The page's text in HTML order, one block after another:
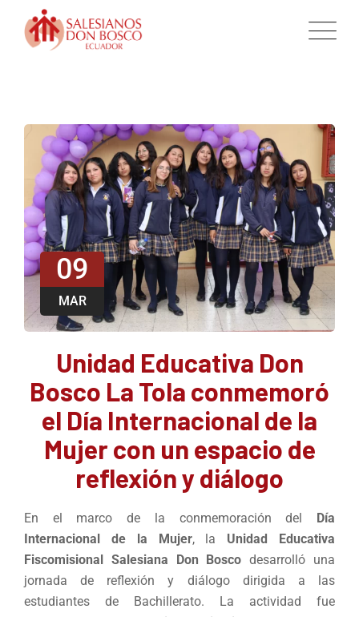
09
MAR
Unidad Educativa Don
Bosco La Tola conmemoró
el Día Internacional de la
Mujer con un espacio de
reflexión y diálogo
En el marco de la conmemoración del Día
Internacional de la Mujer, la Unidad Educativa
Fiscomisional Salesiana Don Bosco desarrolló una
jornada de reflexión y diálogo dirigida a las
estudiantes de Bachillerato. La actividad fue